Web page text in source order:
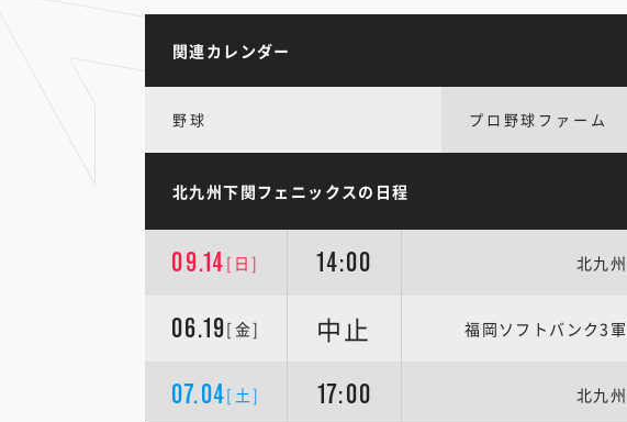
関連カレンダー
野球 プロ野球ファーム
北九州下関フェニックスの日程
09.14 [日] 14:00 北九州
06.19[金] 中止 福岡ソフトバンク3軍
07.04[土] 17:00 北九州